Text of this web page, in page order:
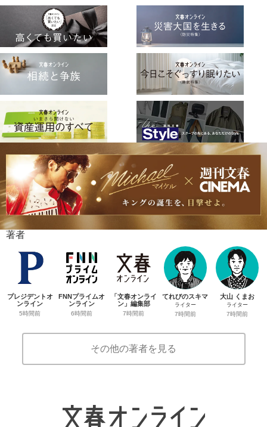
著者
プレジデントオ
ンライン
5時間前
FNNプライムオ
ンライン
6時間前
「文春オンライ
ン」編集部
7時間前
てれびのスキマ
ライター
7時間前
大山 くまお
ライター
7時間前
その他の著者を見る